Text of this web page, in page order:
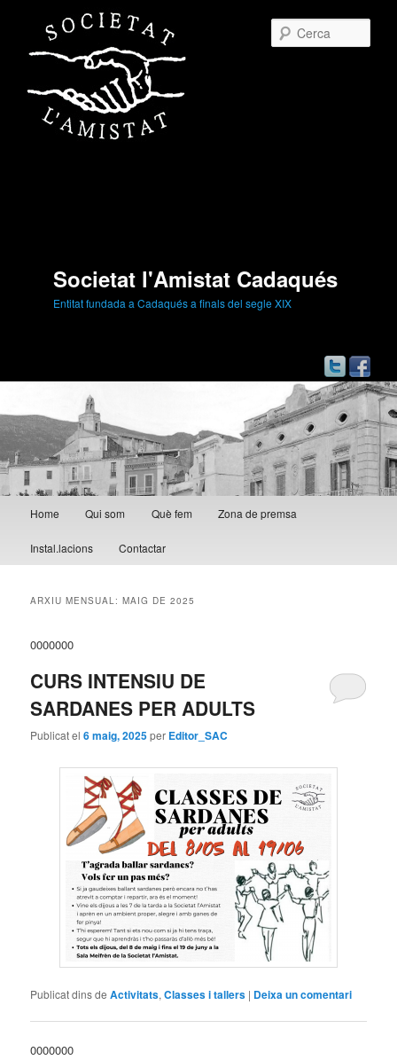
Societat l'Amistat Cadaqués
Entitat fundada a Cadaqués a finals del segle XIX
Aneu al contingut principal
Aneu al contingut secundari
Home Qui som Què fem Zona de premsa
Instal.lacions Contactar
ARXIU MENSUAL:MAIG DE 2025
0000000
CURS INTENSIU DE
SARDANES PER ADULTS
Publicat el6 maig, 2025per Editor_SAC
Publicat dins de Activitats,Classes i tallers | Deixa un comentari
0000000